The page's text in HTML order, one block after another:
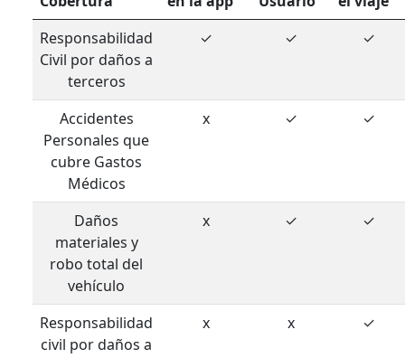
Responsabilidad
Civil por daños a
terceros
✓ ✓ ✓
Accidentes
Personales que
cubre Gastos
Médicos
x ✓ ✓
Daños
materiales y
robo total del
vehículo
x ✓ ✓
Responsabilidad
civil por daños a
x x ✓